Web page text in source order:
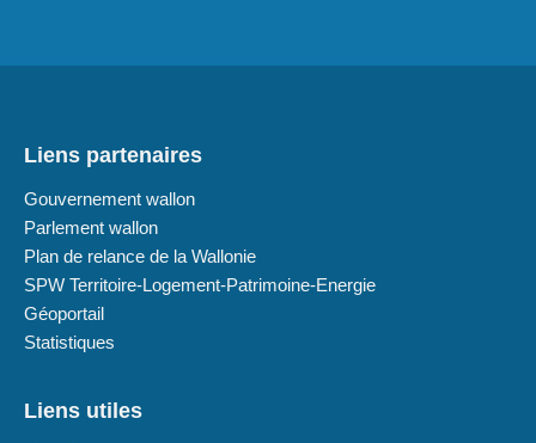
Liens partenaires
Gouvernement wallon
Parlement wallon
Plan de relance de la Wallonie
SPW Territoire-Logement-Patrimoine-Energie
Géoportail
Statistiques
Liens utiles